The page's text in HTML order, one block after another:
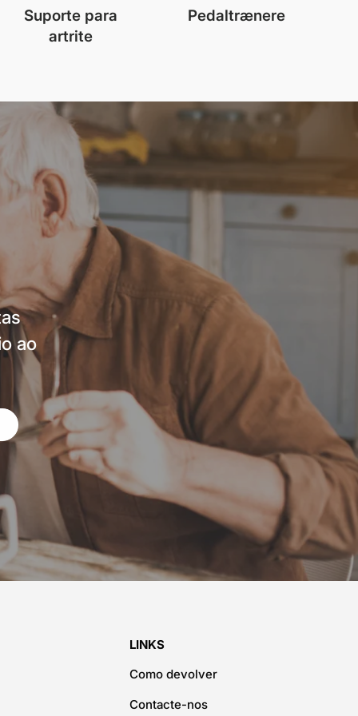
Suporte para
artrite
Pedaltrænere
ao
LINKS
Como devolver
Contacte-nos